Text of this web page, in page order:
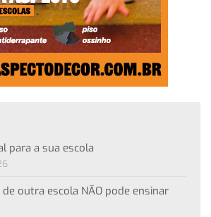
para a sua escola
outra escola NÃO pode ensinar